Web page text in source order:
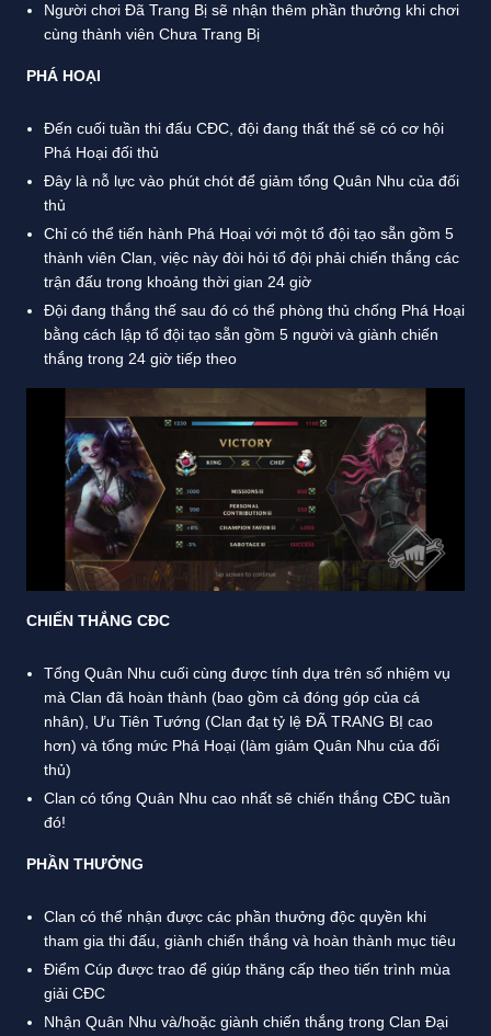
Người chơi Đã Trang Bị sẽ nhận thêm phần thưởng khi chơi
cùng thành viên Chưa Trang Bị
PHÁ HOẠI
Đến cuối tuần thi đấu CĐC, đội đang thất thế sẽ có cơ hội
Phá Hoại đối thủ
Đây là nỗ lực vào phút chót để giảm tổng Quân Nhu của đối
thủ
Chỉ có thể tiến hành Phá Hoại với một tổ đội tạo sẵn gồm 5
thành viên Clan, việc này đòi hỏi tổ đội phải chiến thắng các
trận đấu trong khoảng thời gian 24 giờ
Đội đang thắng thế sau đó có thể phòng thủ chống Phá Hoại
bằng cách lập tổ đội tạo sẵn gồm 5 người và giành chiến
thắng trong 24 giờ tiếp theo
CHIẾN THẮNG CĐC
Tổng Quân Nhu cuối cùng được tính dựa trên số nhiệm vụ
mà Clan đã hoàn thành (bao gồm cả đóng góp của cá
nhân), Ưu Tiên Tướng (Clan đạt tỷ lệ ĐÃ TRANG BỊ cao
hơn) và tổng mức Phá Hoại (làm giảm Quân Nhu của đối
thủ)
Clan có tổng Quân Nhu cao nhất sẽ chiến thắng CĐC tuần
đó!
PHẦN THƯỞNG
Clan có thể nhận được các phần thưởng độc quyền khi
tham gia thi đấu, giành chiến thắng và hoàn thành mục tiêu
Điểm Cúp được trao để giúp thăng cấp theo tiến trình mùa
giải CĐC
Nhận Quân Nhu và/hoặc giành chiến thắng trong Clan Đại